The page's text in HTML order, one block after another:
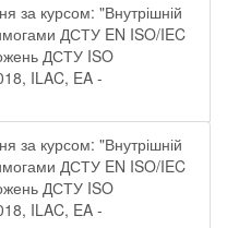
за курсом: "Внутрішній
ДСТУ EN ISO/IEC
ДСТУ ISO
ILAC, EA -
за курсом: "Внутрішній
ДСТУ EN ISO/IEC
ДСТУ ISO
ILAC, EA -